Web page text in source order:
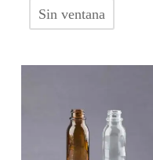
producto
Sin ventana